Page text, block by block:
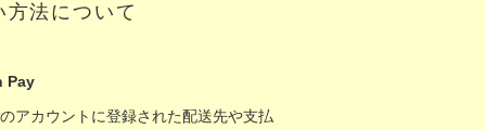
方法について
Pay
アカウントに登録された配送先や支払